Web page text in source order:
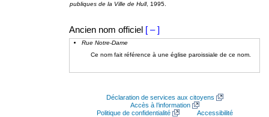
publiques de la Ville de Hull, 1995.
Ancien nom officiel [ – ]
Rue Notre-Dame
Ce nom fait référence à une église paroissiale de ce nom.
Déclaration de services aux citoyens
Accès à l’information
Politique de confidentialité
Accessibilité